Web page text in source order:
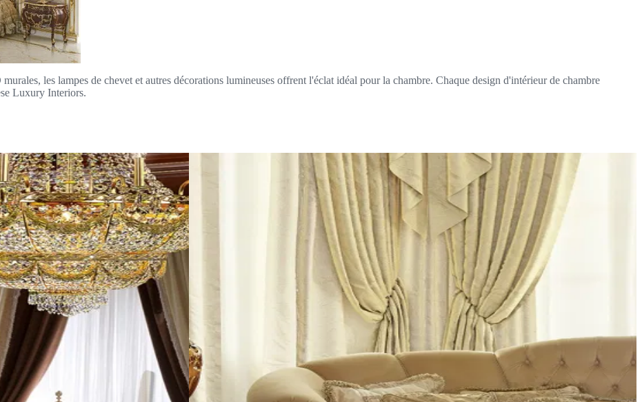
les lampes de chevet et autres décorations lumineuses offrent l'éclat idéal pour la chambre. Chaque design d'intérieur de chambre
Luxury Interiors.